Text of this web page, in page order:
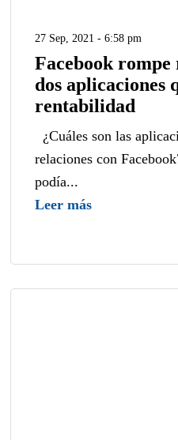
27 Sep, 2021 - 6:58 pm
Facebook rompe
dos aplicaciones
rentabilidad
¿Cuáles son las
relaciones con
podía...
Leer más